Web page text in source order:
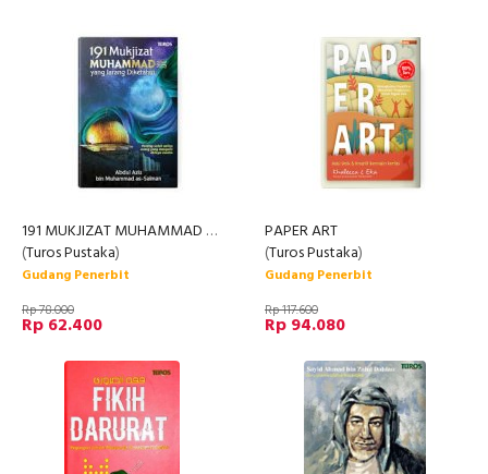
191 MUKJIZAT MUHAMMAD SAW YANG JARANG DIKETAHUI
(Turos Pustaka)
Gudang Penerbit
Rp 78.000
Rp 62.400
PAPER ART
(Turos Pustaka)
Gudang Penerbit
Rp 117.600
Rp 94.080